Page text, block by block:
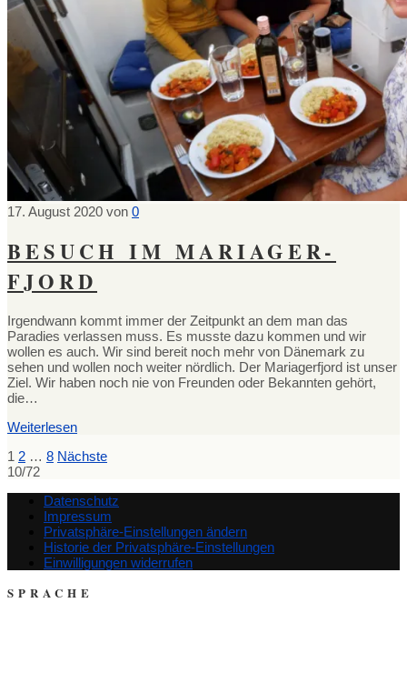
17. August 2020 von 0
BESUCH IM MARIAGER-
FJORD
Irgendwann kommt immer der Zeitpunkt an dem man das
Paradies verlassen muss. Es musste dazu kommen und wir
wollen es auch. Wir sind bereit noch mehr von Dänemark zu
sehen und wollen noch weiter nördlich. Der Mariagerfjord ist unser
Ziel. Wir haben noch nie von Freunden oder Bekannten gehört,
die…
Weiterlesen
SEITENNUMMERIERUNG
DER
BEITRÄGE
1 2 … 8 Nächste
10/72
Datenschutz
Impressum
Privatsphäre-Einstellungen ändern
Historie der Privatsphäre-Einstellungen
Einwilligungen widerrufen
SPRACHE